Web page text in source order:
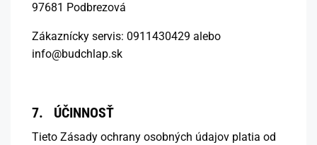
97681 Podbrezová
Zákaznícky servis: 0911430429 alebo
info@budchlap.sk
7. ÚČINNOSŤ
Tieto Zásady ochrany osobných údajov platia od